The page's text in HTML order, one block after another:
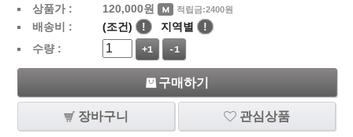
상품가 : 120,000원 적립금:2400원
배송비 : (조건) ! 지역별
!
수량 :
+1 -1
구매하기
장바구니 관심상품